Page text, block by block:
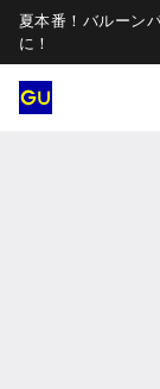
夏本番！バルーン
に！